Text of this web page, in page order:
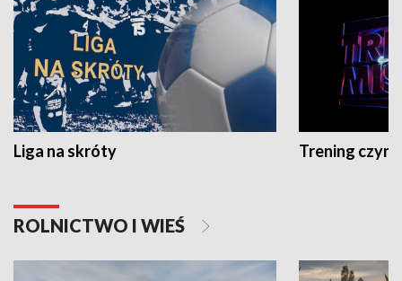
Liga na skróty Trening czyni
ROLNICTWO I WIEŚ